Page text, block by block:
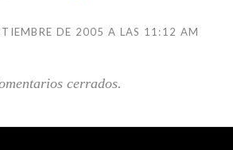
DE 2005 A LAS 11:12 AM
cerrados.